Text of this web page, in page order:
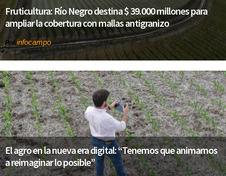
Fruticultura: Río Negro destina $ 39.000 millones para
ampliar la cobertura con mallas antigranizo
Por infocampo
El agro en la nueva era digital: “Tenemos que animarnos
a reimaginar lo posible”